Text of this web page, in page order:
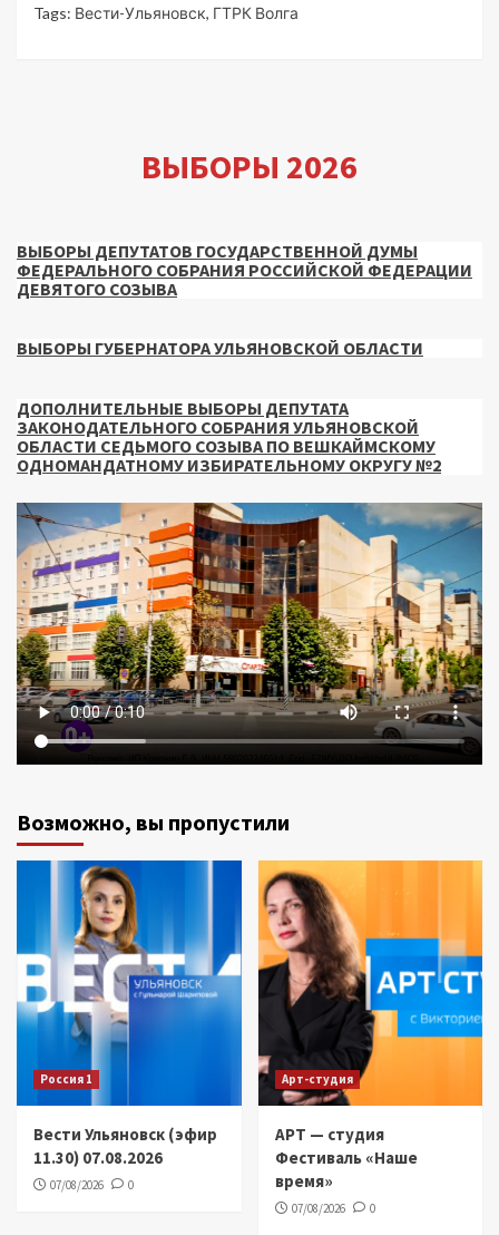
Tags: Вести-Ульяновск, ГТРК Волга
ВЫБОРЫ 2026
ВЫБОРЫ ДЕПУТАТОВ ГОСУДАРСТВЕННОЙ ДУМЫ
ФЕДЕРАЛЬНОГО СОБРАНИЯ РОССИЙСКОЙ ФЕДЕРАЦИИ
ДЕВЯТОГО СОЗЫВА
ВЫБОРЫ ГУБЕРНАТОРА УЛЬЯНОВСКОЙ ОБЛАСТИ
ДОПОЛНИТЕЛЬНЫЕ ВЫБОРЫ ДЕПУТАТА
ЗАКОНОДАТЕЛЬНОГО СОБРАНИЯ УЛЬЯНОВСКОЙ
ОБЛАСТИ СЕДЬМОГО СОЗЫВА ПО ВЕШКАЙМСКОМУ
ОДНОМАНДАТНОМУ ИЗБИРАТЕЛЬНОМУ ОКРУГУ №2
Возможно, вы пропустили
Россия 1
Вести Ульяновск (эфир
11.30) 07.08.2026
07/08/2026 0
Арт-студия
АРТ — студия
Фестиваль «Наше
время»
07/08/2026 0